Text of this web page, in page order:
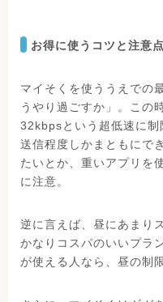
お得に使うコツと注意点
マイそくを使ううえでの
うやり過ごすか」。この
32kbpsという超低速に制
送信程度しかまともにで
たいとか、重いアプリを
に注意。
逆に言えば、昼にあまり
かなりコスパのいいプラ
が使える人なら、昼の制